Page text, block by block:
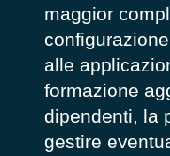
maggior
alle
formazione
dipendenti, la
gestire